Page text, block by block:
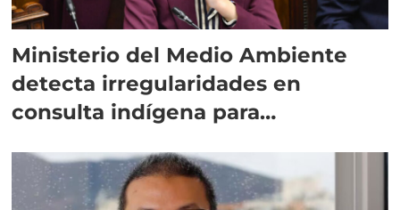
Ministerio del Medio Ambiente
detecta irregularidades en
consulta indígena para